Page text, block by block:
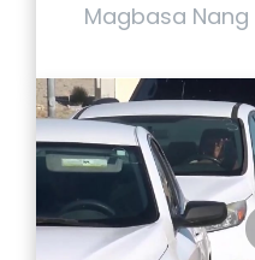
Magbasa Nang